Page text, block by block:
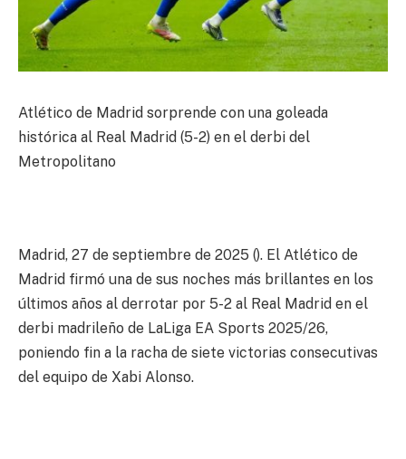
Atlético de Madrid sorprende con una goleada
histórica al Real Madrid (5-2) en el derbi del
Metropolitano
Madrid, 27 de septiembre de 2025 (). El Atlético de
Madrid firmó una de sus noches más brillantes en los
últimos años al derrotar por 5-2 al Real Madrid en el
derbi madrileño de LaLiga EA Sports 2025/26,
poniendo fin a la racha de siete victorias consecutivas
del equipo de Xabi Alonso.